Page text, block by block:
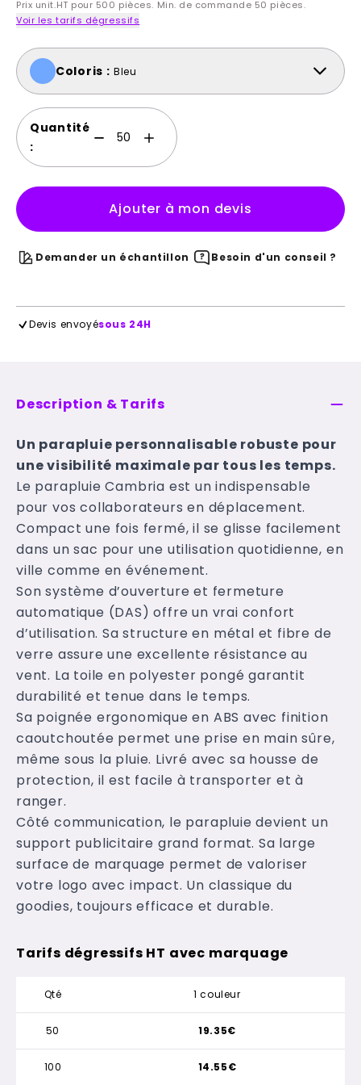
Prix unit.HT pour 500 pièces. Min. de commande 50 pièces.
Voir les tarifs dégressifs
Coloris : Bleu
Quantité
:
Ajouter à mon devis
Demander un échantillon Besoin d'un conseil ?
Devis envoyésous 24H
Description & Tarifs
Un parapluie personnalisable robuste pour
une visibilité maximale par tous les temps.
Le parapluie Cambria est un indispensable
pour vos collaborateurs en déplacement.
Compact une fois fermé, il se glisse facilement
dans un sac pour une utilisation quotidienne, en
ville comme en événement.
Son système d’ouverture et fermeture
automatique (DAS) offre un vrai confort
d’utilisation. Sa structure en métal et fibre de
verre assure une excellente résistance au
vent. La toile en polyester pongé garantit
durabilité et tenue dans le temps.
Sa poignée ergonomique en ABS avec finition
caoutchoutée permet une prise en main sûre,
même sous la pluie. Livré avec sa housse de
protection, il est facile à transporter et à
ranger.
Côté communication, le parapluie devient un
support publicitaire grand format. Sa large
surface de marquage permet de valoriser
votre logo avec impact. Un classique du
goodies, toujours efficace et durable.
Tarifs dégressifs HT avec marquage
Qté 1 couleur
50
100
19.35€
14.55€